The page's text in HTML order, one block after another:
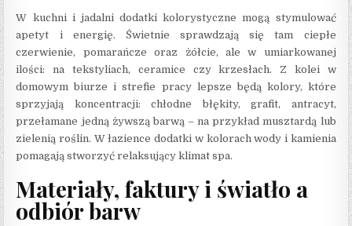
W kuchni i jadalni dodatki kolorystyczne mogą stymulować
apetyt i energię. Świetnie sprawdzają się tam ciepłe
czerwienie, pomarańcze oraz żółcie, ale w umiarkowanej
ilości: na tekstyliach, ceramice czy krzesłach. Z kolei w
domowym biurze i strefie pracy lepsze będą kolory, które
sprzyjają koncentracji: chłodne błękity, grafit, antracyt,
przełamane jedną żywszą barwą – na przykład musztardą lub
zielenią roślin. W łazience dodatki w kolorach wody i kamienia
pomagają stworzyć relaksujący klimat spa.
Materiały, faktury i światło a
odbiór barw